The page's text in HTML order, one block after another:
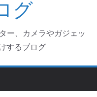
グ
ー、カメラやガジェッ
するブログ